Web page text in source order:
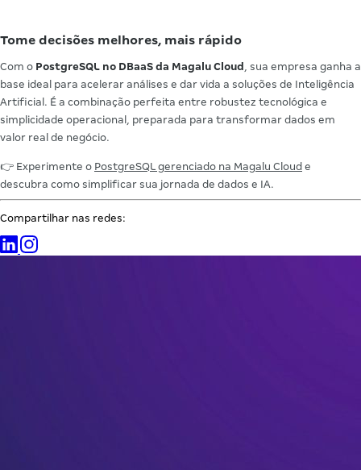
Tome decisões melhores, mais rápido
Com o PostgreSQL no DBaaS da Magalu Cloud , sua empresa ganha a
base ideal para acelerar análises e dar vida a soluções de Inteligência
Artificial. É a combinação perfeita entre robustez tecnológica e
simplicidade operacional, preparada para transformar dados em
valor real de negócio.
👉 Experimente o PostgreSQL gerenciado na Magalu Cloud e
descubra como simplificar sua jornada de dados e IA.
Compartilhar nas redes: